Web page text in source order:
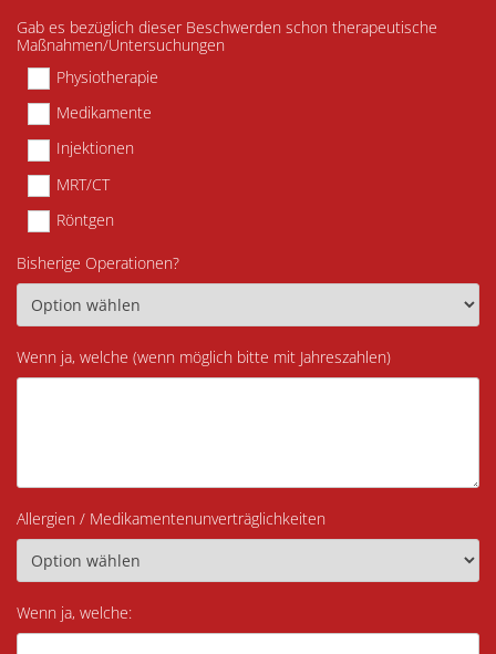
Gab es bezüglich dieser Beschwerden schon therapeutische
Maßnahmen/Untersuchungen
Physiotherapie
Medikamente
Injektionen
MRT/CT
Röntgen
Bisherige Operationen?
Wenn ja, welche (wenn möglich bitte mit Jahreszahlen)
Allergien / Medikamentenunverträglichkeiten
Wenn ja, welche: